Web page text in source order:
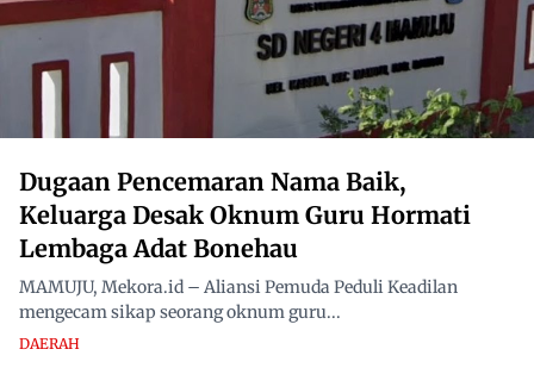
Dugaan Pencemaran Nama Baik,
Keluarga Desak Oknum Guru Hormati
Lembaga Adat Bonehau
MAMUJU, Mekora.id – Aliansi Pemuda Peduli Keadilan
mengecam sikap seorang oknum guru...
DAERAH